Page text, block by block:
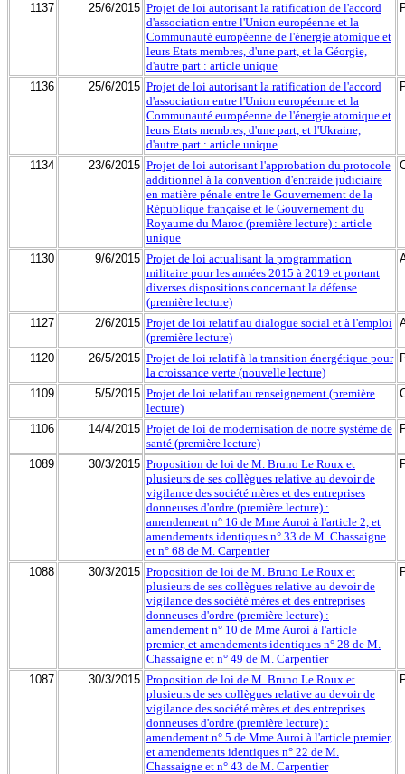
1137 25/6/2015 Projet de loi autorisant la ratification de l'accord
d'association entre l'Union européenne et la
Communauté européenne de l'énergie atomique et
leurs Etats membres, d'une part, et la Géorgie,
d'autre part : article unique
1136 25/6/2015 Projet de loi autorisant la ratification de l'accord
d'association entre l'Union européenne et la
Communauté européenne de l'énergie atomique et
leurs Etats membres, d'une part, et l'Ukraine,
d'autre part : article unique
1134 23/6/2015 Projet de loi autorisant l'approbation du protocole
additionnel à la convention d'entraide judiciaire
en matière pénale entre le Gouvernement de la
République française et le Gouvernement du
Royaume du Maroc (première lecture) : article
unique
1130 9/6/2015 Projet de loi actualisant la programmation
militaire pour les années 2015 à 2019 et portant
diverses dispositions concernant la défense
(première lecture)
1127 2/6/2015 Projet de loi relatif au dialogue social et à l'emploi
(première lecture)
1120 26/5/2015 Projet de loi relatif à la transition énergétique pour
la croissance verte (nouvelle lecture)
1109 5/5/2015 Projet de loi relatif au renseignement (première
lecture)
1106 14/4/2015 Projet de loi de modernisation de notre système de
santé (première lecture)
1089 30/3/2015 Proposition de loi de M. Bruno Le Roux et
plusieurs de ses collègues relative au devoir de
vigilance des société mères et des entreprises
donneuses d'ordre (première lecture) :
amendement n° 16 de Mme Auroi à l'article 2, et
amendements identiques n° 33 de M. Chassaigne
et n° 68 de M. Carpentier
1088 30/3/2015 Proposition de loi de M. Bruno Le Roux et
plusieurs de ses collègues relative au devoir de
vigilance des société mères et des entreprises
donneuses d'ordre (première lecture) :
amendement n° 10 de Mme Auroi à l'article
premier, et amendements identiques n° 28 de M.
Chassaigne et n° 49 de M. Carpentier
1087 30/3/2015 Proposition de loi de M. Bruno Le Roux et
plusieurs de ses collègues relative au devoir de
vigilance des société mères et des entreprises
donneuses d'ordre (première lecture) :
amendement n° 5 de Mme Auroi à l'article premier,
et amendements identiques n° 22 de M.
Chassaigne et n° 43 de M. Carpentier